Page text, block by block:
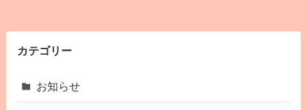
カテゴリー
お知らせ